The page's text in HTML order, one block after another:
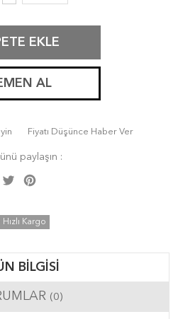
EKLE
AL
Fiyatı Düşünce Haber Ver
paylaşın :
Facebook
Twitter
Hızlı Kargo
BILGISI
(0)